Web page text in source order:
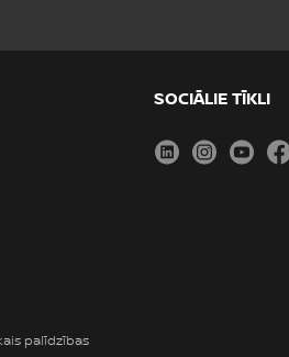
palīdzības
SOCIĀLIE TĪKLI
LinkedIn